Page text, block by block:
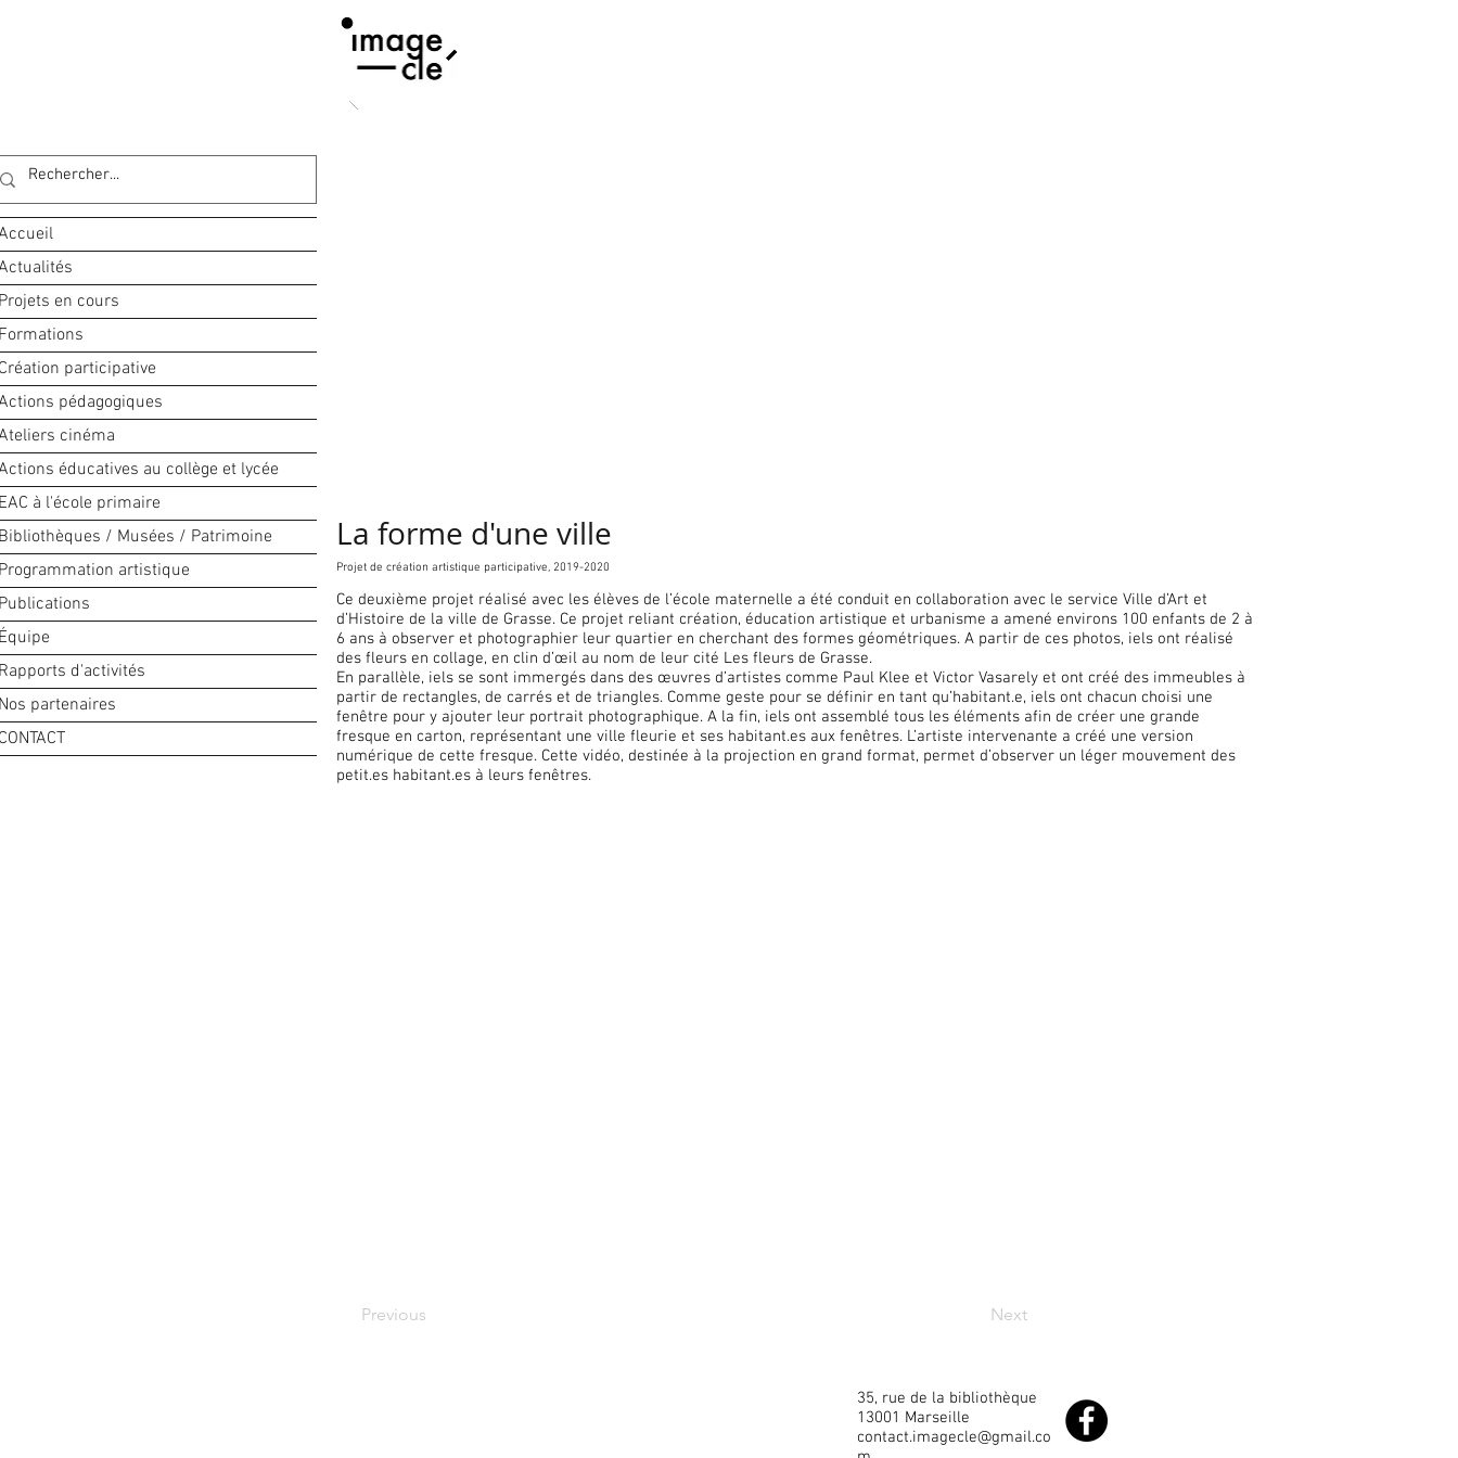
La forme d'une ville
Projet de création artistique participative, 2019-2020
Ce deuxième projet réalisé avec les élèves de l’école maternelle a été conduit en collaboration avec le service Ville d’Art et
d’Histoire de la ville de Grasse. Ce projet reliant création, éducation artistique et urbanisme a amené environs 100 enfants de 2 à
6 ans à observer et photographier leur quartier en cherchant des formes géométriques. A partir de ces photos, iels ont réalisé
des fleurs en collage, en clin d’œil au nom de leur cité Les fleurs de Grasse.
En parallèle, iels se sont immergés dans des œuvres d’artistes comme Paul Klee et Victor Vasarely et ont créé des immeubles à
partir de rectangles, de carrés et de triangles. Comme geste pour se définir en tant qu’habitant.e, iels ont chacun choisi une
fenêtre pour y ajouter leur portrait photographique. A la fin, iels ont assemblé tous les éléments afin de créer une grande
fresque en carton, représentant une ville fleurie et ses habitant.es aux fenêtres. L’artiste intervenante a créé une version
numérique de cette fresque. Cette vidéo, destinée à la projection en grand format, permet d’observer un léger mouvement des
petit.es habitant.es à leurs fenêtres.
Previous Next
en cours
participative
pédagogiques
cinéma
éducatives au collège et lycée
à l'école primaire
/ Musées / Patrimoine
artistique
d'activités
partenaires
35, rue de la bibliothèque
13001 Marseille
contact.imagecle@gmail.co